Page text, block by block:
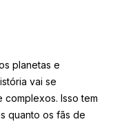
planetas e
vai se
complexos. Isso tem
quanto os fãs de